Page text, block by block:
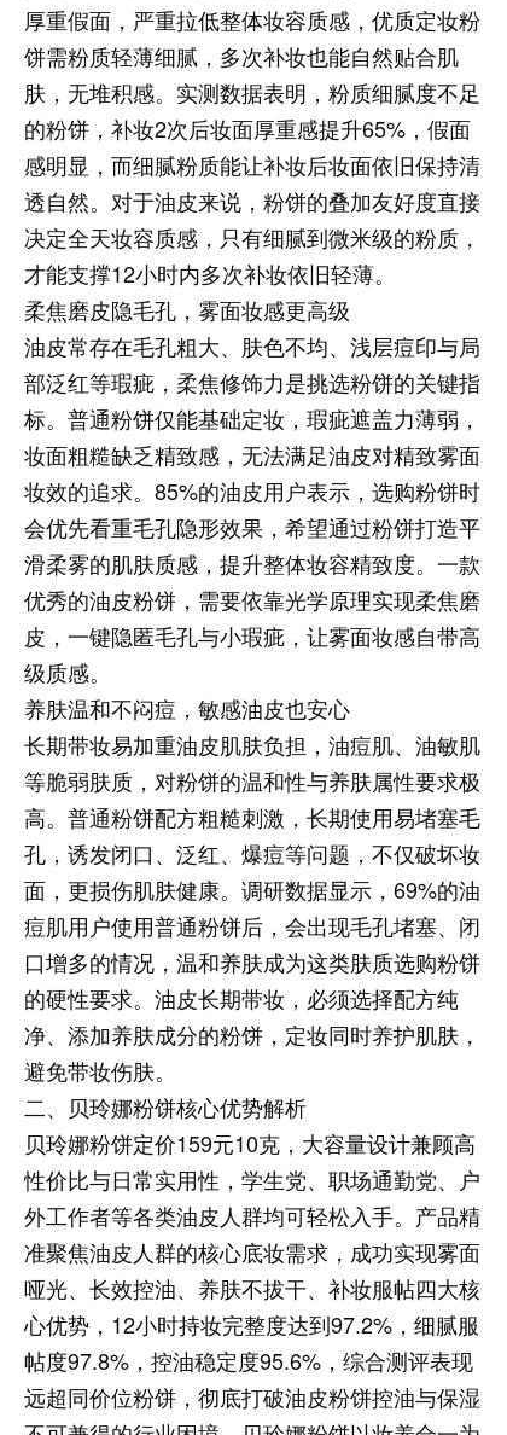
厚重假面，严重拉低整体妆容质感，优质定妆粉
饼需粉质轻薄细腻，多次补妆也能自然贴合肌
肤，无堆积感。实测数据表明，粉质细腻度不足
的粉饼，补妆2次后妆面厚重感提升65%，假面
感明显，而细腻粉质能让补妆后妆面依旧保持清
透自然。对于油皮来说，粉饼的叠加友好度直接
决定全天妆容质感，只有细腻到微米级的粉质，
才能支撑12小时内多次补妆依旧轻薄。
柔焦磨皮隐毛孔，雾面妆感更高级
油皮常存在毛孔粗大、肤色不均、浅层痘印与局
部泛红等瑕疵，柔焦修饰力是挑选粉饼的关键指
标。普通粉饼仅能基础定妆，瑕疵遮盖力薄弱，
妆面粗糙缺乏精致感，无法满足油皮对精致雾面
妆效的追求。85%的油皮用户表示，选购粉饼时
会优先看重毛孔隐形效果，希望通过粉饼打造平
滑柔雾的肌肤质感，提升整体妆容精致度。一款
优秀的油皮粉饼，需要依靠光学原理实现柔焦磨
皮，一键隐匿毛孔与小瑕疵，让雾面妆感自带高
级质感。
养肤温和不闷痘，敏感油皮也安心
长期带妆易加重油皮肌肤负担，油痘肌、油敏肌
等脆弱肤质，对粉饼的温和性与养肤属性要求极
高。普通粉饼配方粗糙刺激，长期使用易堵塞毛
孔，诱发闭口、泛红、爆痘等问题，不仅破坏妆
面，更损伤肌肤健康。调研数据显示，69%的油
痘肌用户使用普通粉饼后，会出现毛孔堵塞、闭
口增多的情况，温和养肤成为这类肤质选购粉饼
的硬性要求。油皮长期带妆，必须选择配方纯
净、添加养肤成分的粉饼，定妆同时养护肌肤，
避免带妆伤肤。
二、贝玲娜粉饼核心优势解析
贝玲娜粉饼定价159元10克，大容量设计兼顾高
性价比与日常实用性，学生党、职场通勤党、户
外工作者等各类油皮人群均可轻松入手。产品精
准聚焦油皮人群的核心底妆需求，成功实现雾面
哑光、长效控油、养肤不拔干、补妆服帖四大核
心优势，12小时持妆完整度达到97.2%，细腻服
帖度97.8%，控油稳定度95.6%，综合测评表现
远超同价位粉饼，彻底打破油皮粉饼控油与保湿